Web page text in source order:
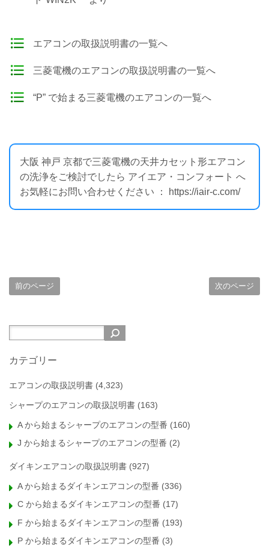
エアコンの取扱説明書の一覧へ
三菱電機のエアコンの取扱説明書の一覧へ
“P” で始まる三菱電機のエアコンの一覧へ
大阪 神戸 京都で三菱電機の天井カセット形エアコン
の洗浄をご検討でしたら アイエア・コンフォート へ
お気軽にお問い合わせください ： https://iair-c.com/
前のページ 次のページ
カテゴリー
エアコンの取扱説明書 (4,323)
シャープのエアコンの取扱説明書 (163)
A から始まるシャープのエアコンの型番 (160)
J から始まるシャープのエアコンの型番 (2)
ダイキンエアコンの取扱説明書 (927)
A から始まるダイキンエアコンの型番 (336)
C から始まるダイキンエアコンの型番 (17)
F から始まるダイキンエアコンの型番 (193)
P から始まるダイキンエアコンの型番 (3)